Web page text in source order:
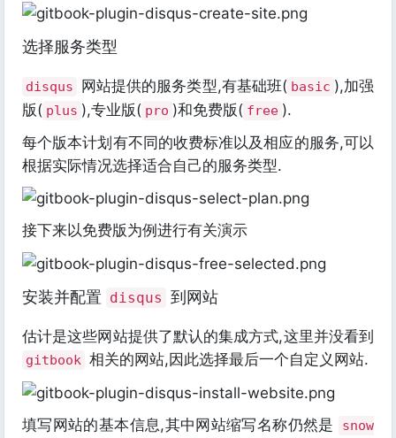
选择服务类型
disqus 网站提供的服务类型,有基础班( basic ),加强
版( plus ),专业版( pro )和免费版( free ).
每个版本计划有不同的收费标准以及相应的服务,可以
根据实际情况选择适合自己的服务类型.
接下来以免费版为例进行有关演示
安装并配置 disqus 到网站
估计是这些网站提供了默认的集成方式,这里并没看到
gitbook 相关的网站,因此选择最后一个自定义网站.
填写网站的基本信息,其中网站缩写名称仍然是
snow